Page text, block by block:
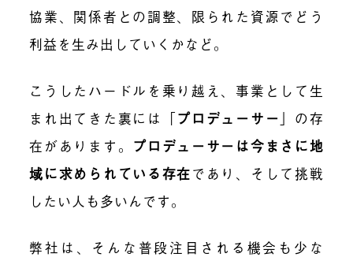
協業、関係者との調整、限られた資源でどう
利益を生み出していくかなど。
こうしたハードルを乗り越え、事業として生
まれ出てきた裏には「プロデューサー 」の存
在があります。 プロデューサーは今まさに地
域に求められている存在であり、そして挑戦
したい人も多いんです。
弊社は、そんな普段注目される機会も少な